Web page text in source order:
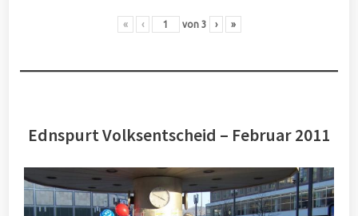
« ‹ von 3 › »
Ednspurt Volksentscheid – Februar 2011